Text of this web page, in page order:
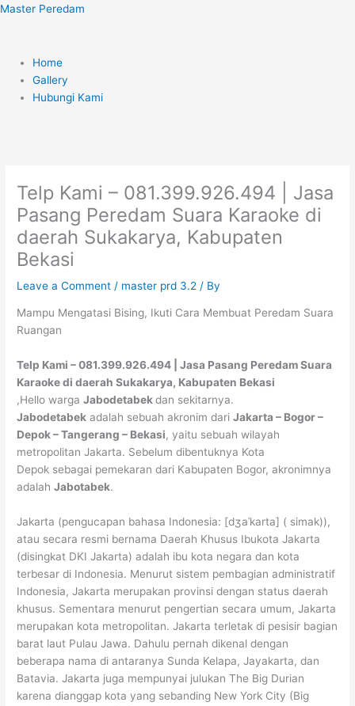
Skip
Master Peredam
Menu
Home
Gallery
Hubungi Kami
Telp Kami – 081.399.926.494 | Jasa
Pasang Peredam Suara Karaoke di
daerah Sukakarya, Kabupaten
Bekasi
Leave a Comment / master prd 3.2 / By
Mampu Mengatasi Bising, Ikuti Cara Membuat Peredam Suara
Ruangan
Telp Kami – 081.399.926.494 | Jasa Pasang Peredam Suara
Karaoke di daerah Sukakarya, Kabupaten Bekasi
,Hello wargaJabodetabekdan sekitarnya.
Jabodetabek adalah sebuah akronim dariJakarta – Bogor –
Depok – Tangerang – Bekasi, yaitu sebuah wilayah
metropolitan Jakarta. Sebelum dibentuknya Kota
Depok sebagai pemekaran dari Kabupaten Bogor, akronimnya
adalahJabotabek.
Jakarta (pengucapan bahasa Indonesia: [dʒaˈkarta] ( simak)),
atau secara resmi bernama Daerah Khusus Ibukota Jakarta
(disingkat DKI Jakarta) adalah ibu kota negara dan kota
terbesar di Indonesia. Menurut sistem pembagian administratif
Indonesia, Jakarta merupakan provinsi dengan status daerah
khusus. Sementara menurut pengertian secara umum, Jakarta
merupakan kota metropolitan. Jakarta terletak di pesisir bagian
barat laut Pulau Jawa. Dahulu pernah dikenal dengan
beberapa nama di antaranya Sunda Kelapa, Jayakarta, dan
Batavia. Jakarta juga mempunyai julukan The Big Durian
karena dianggap kota yang sebanding New York City (Big